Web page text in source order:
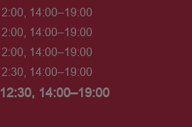
14:00–19:00
14:00–19:00
14:00–19:00
14:00–19:00
14:00–19:00